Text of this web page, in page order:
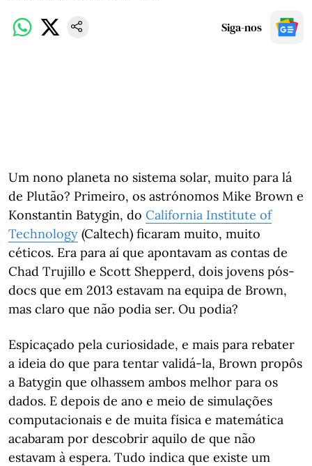
Siga-nos
Um nono planeta no sistema solar, muito para lá
de Plutão? Primeiro, os astrónomos Mike Brown e
Konstantin Batygin, do California Institute of
Technology (Caltech) ficaram muito, muito
céticos. Era para aí que apontavam as contas de
Chad Trujillo e Scott Shepperd, dois jovens pós-
docs que em 2013 estavam na equipa de Brown,
mas claro que não podia ser. Ou podia?
Espicaçado pela curiosidade, e mais para rebater
a ideia do que para tentar validá-la, Brown propôs
a Batygin que olhassem ambos melhor para os
dados. E depois de ano e meio de simulações
computacionais e de muita física e matemática
acabaram por descobrir aquilo de que não
estavam à espera. Tudo indica que existe um